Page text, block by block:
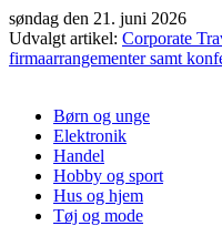
Videre
til
indhold
søndag den 21. juni 2026
Udvalgt artikel: Corporate
firmaarrangementer samt
Børn og unge
Elektronik
Handel
Hobby og sport
Hus og hjem
Tøj og mode